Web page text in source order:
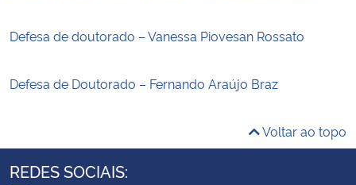
Planalto
Defesa de doutorado – Vanessa Piovesan Rossato
Defesa de Doutorado – Fernando Araújo Braz
Voltar ao topo
REDES SOCIAIS: